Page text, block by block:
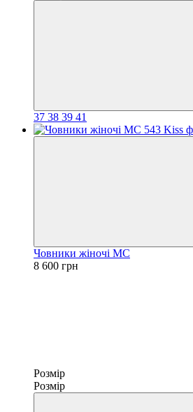
37 38 39 41
Човники жіночі МС
8 600 грн
Розмір
Розмір